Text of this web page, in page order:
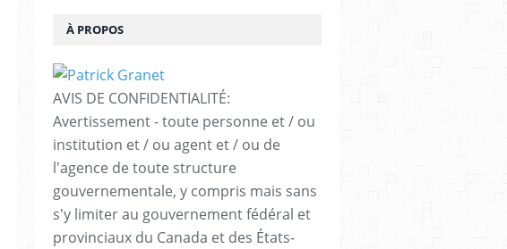
À PROPOS
AVIS DE CONFIDENTIALITÉ:
Avertissement - toute personne et / ou
institution et / ou agent et / ou de
l'agence de toute structure
gouvernementale, y compris mais sans
s'y limiter au gouvernement fédéral et
provinciaux du Canada et des États-